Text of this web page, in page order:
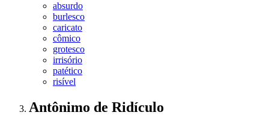
absurdo
burlesco
caricato
cômico
grotesco
irrisório
patético
risível
Antônimo de Ridículo